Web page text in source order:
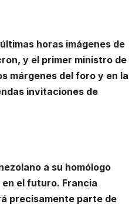
horas imágenes de
y el primer ministro de
márgenes del foro y en la
invitaciones de
a su homólogo
el futuro. Francia
precisamente parte de